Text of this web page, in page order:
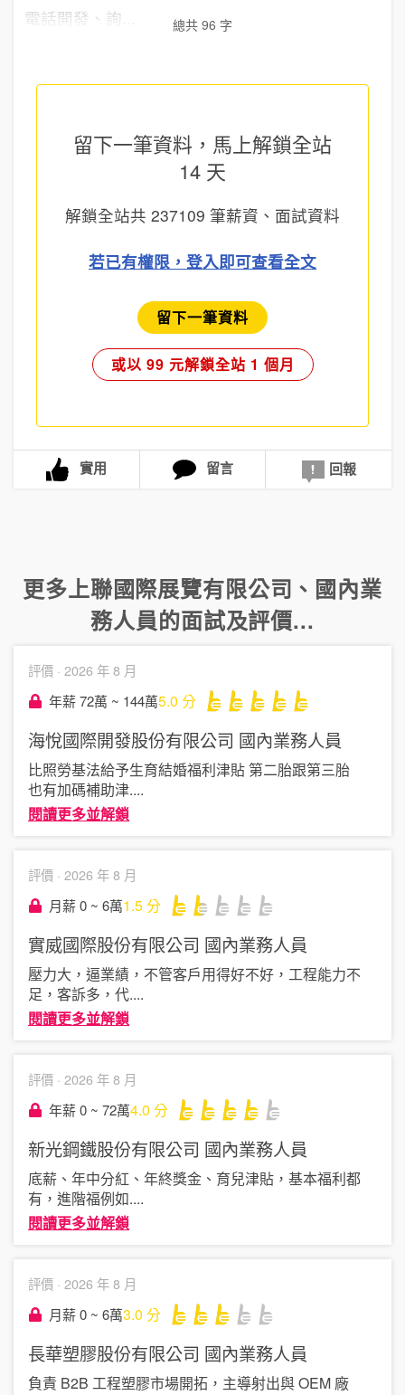
電話開發、詢... 總共 96 字
留下一筆資料，馬上解鎖全站
14 天
解鎖全站共 237109 筆薪資、面試資料
若已有權限，登入即可查看全文
留下一筆資料
或以 99 元解鎖全站 1 個月
實用 留言 回報
更多上聯國際展覽有限公司 、 國內業
務人員的面試及評價...
評價 · 2026 年 8 月
年薪 72萬 ~ 144萬5.0 分
海悅國際開發股份有限公司 國內業務人員
比照勞基法給予生育結婚福利津貼 第二胎跟第三胎
也有加碼補助津....
閱讀更多並解鎖
評價 · 2026 年 8 月
月薪 0 ~ 6萬1.5分
實威國際股份有限公司 國內業務人員
壓力大，逼業績，不管客戶用得好不好，工程能力不
足，客訴多，代....
閱讀更多並解鎖
評價 · 2026 年 8 月
年薪 0 ~ 72萬4.0 分
新光鋼鐵股份有限公司 國內業務人員
底薪、年中分紅、年終獎金、育兒津貼，基本福利都
有，進階福例如....
閱讀更多並解鎖
評價 · 2026 年 8 月
月薪 0 ~ 6萬3.0 分
長華塑膠股份有限公司 國內業務人員
負責 B2B 工程塑膠市場開拓，主導射出與 OEM 廠